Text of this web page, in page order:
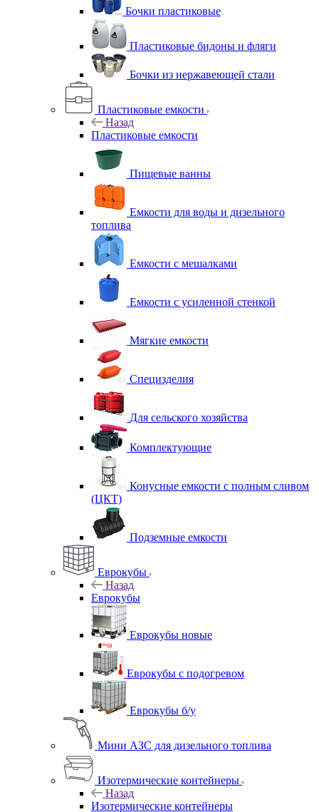
Бочки пластиковые
Пластиковые бидоны и фляги
Бочки из нержавеющей стали
Пластиковые емкости
Назад
Пластиковые емкости
Пищевые ванны
Емкости для воды и дизельного
топлива
Емкости с мешалками
Емкости с усиленной стенкой
Мягкие емкости
Специзделия
Для сельского хозяйства
Комплектующие
Конусные емкости с полным сливом
(ЦКТ)
Подземные емкости
Еврокубы
Назад
Еврокубы
Еврокубы новые
Еврокубы с подогревом
Еврокубы б/у
Мини АЗС для дизельного топлива
Изотермические контейнеры
Назад
Изотермические контейнеры